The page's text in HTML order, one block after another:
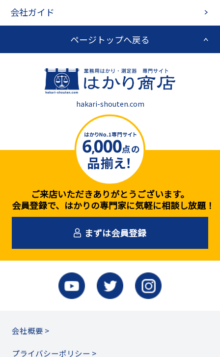
会社概要 >
プライバシーポリシー >
ご来店いただきありがとうございます。
会員登録で、はかりの専門家に気軽に相談し放題！
まずは会員登録
会社ガイド
ページトップへ戻る
hakari-shouten.com